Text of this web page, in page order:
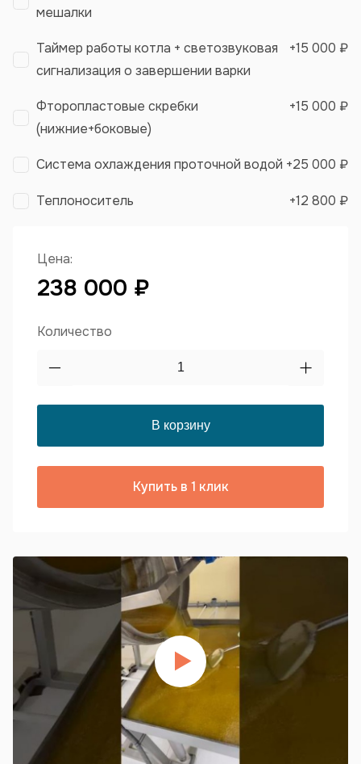
мешалки
Таймер работы котла + светозвуковая
сигнализация о завершении варки
+15 000 ₽
Фторопластовые скребки
(нижние+боковые)
+15 000 ₽
Система охлаждения проточной водой +25 000 ₽
Теплоноситель +12 800 ₽
Цена:
238 000 ₽
Количество
Купить в 1 клик